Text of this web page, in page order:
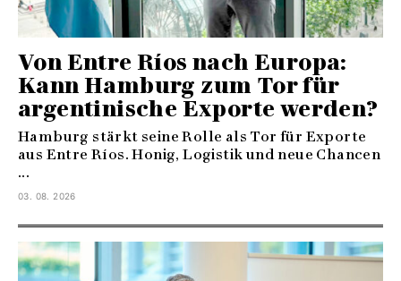
Von Entre Ríos nach Europa:
Kann Hamburg zum Tor für
argentinische Exporte werden?
Hamburg stärkt seine Rolle als Tor für Exporte
aus Entre Ríos. Honig, Logistik und neue Chancen
...
03. 08. 2026